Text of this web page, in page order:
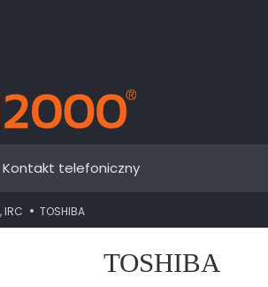
Kontakt telefoniczny
IRC TOSHIBA
TOSHIBA